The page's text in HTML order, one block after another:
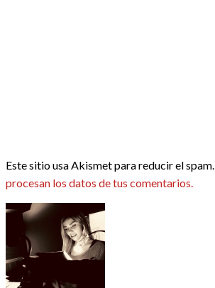
Este sitio usa Akismet para reducir el spam.
procesan los datos de tus comentarios.